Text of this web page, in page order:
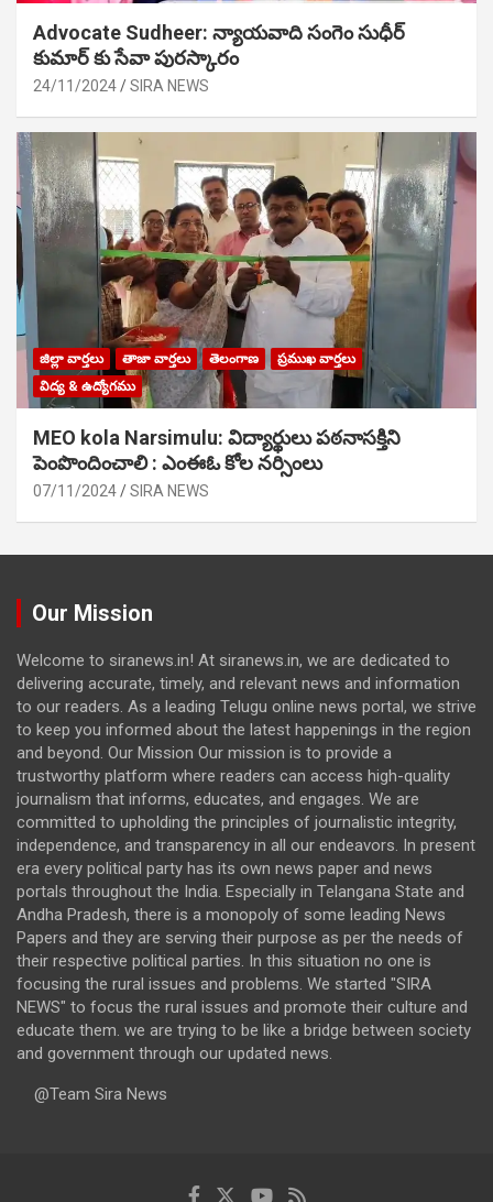
Advocate Sudheer: న్యాయవాది సంగెం సుధీర్
కుమార్ కు సేవా పురస్కారం
24/11/2024 SIRA NEWS
జిల్లా వార్తలు తాజా వార్తలు తెలంగాణ
ప్రముఖ వార్తలు
విద్య & ఉద్యోగము
MEO kola Narsimulu: విద్యార్థులు పఠ‌నాసక్తిని
పెంపొందించాలి : ఎంఈఓ కోల నర్సింలు
07/11/2024 SIRA NEWS
Our Mission
Welcome to siranews.in! At siranews.in, we are dedicated to
delivering accurate, timely, and relevant news and information
to our readers. As a leading Telugu online news portal, we strive
to keep you informed about the latest happenings in the region
and beyond. Our Mission Our mission is to provide a
trustworthy platform where readers can access high-quality
journalism that informs, educates, and engages. We are
committed to upholding the principles of journalistic integrity,
independence, and transparency in all our endeavors. In present
era every political party has its own news paper and news
portals throughout the India. Especially in Telangana State and
Andha Pradesh, there is a monopoly of some leading News
Papers and they are serving their purpose as per the needs of
their respective political parties. In this situation no one is
focusing the rural issues and problems. We started "SIRA
NEWS" to focus the rural issues and promote their culture and
educate them. we are trying to be like a bridge between society
and government through our updated news.
@Team Sira News